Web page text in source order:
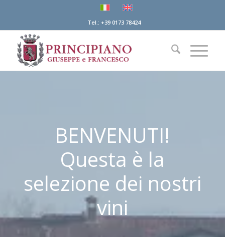
Tel.: +39 0173 78424
BENVENUTI!
Questa è la
selezione dei nostri
vini